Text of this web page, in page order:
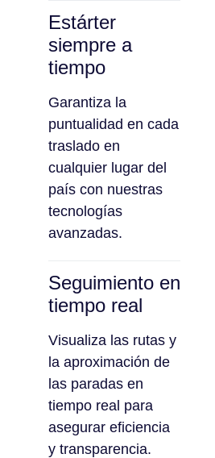
Estárter
siempre a
tiempo
Garantiza la
puntualidad en cada
traslado en
cualquier lugar del
país con nuestras
tecnologías
avanzadas.
Seguimiento en
tiempo real
Visualiza las rutas y
la aproximación de
las paradas en
tiempo real para
asegurar eficiencia
y transparencia.